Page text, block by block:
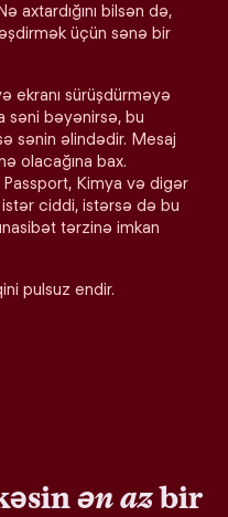
axtardığını bilsən də,
üçün sənə bir
ekranı sürüşdürməyə
səni bəyənirsə, bu
sənin əlindədir. Mesaj
olacağına bax.
Kimya və digər
ciddi, istərsə də bu
tərzinə imkan
pulsuz endir.
ən azbir